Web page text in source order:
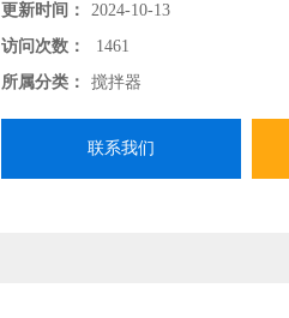
更新时间：
2024-10-13
访问次数：
1461
所属分类：
搅拌器
联系我们